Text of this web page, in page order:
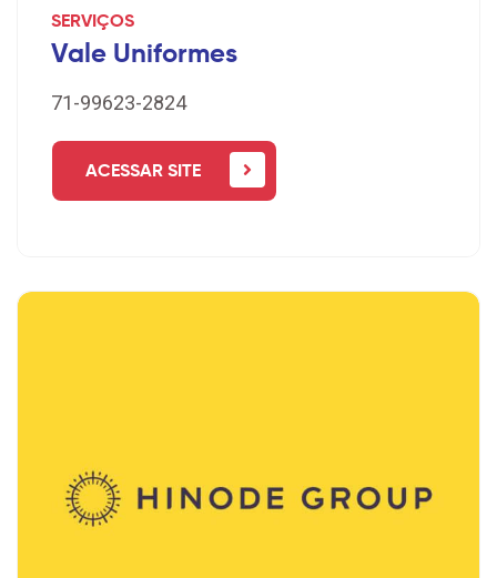
SERVIÇOS
Vale Uniformes
71-99623-2824
ACESSAR SITE